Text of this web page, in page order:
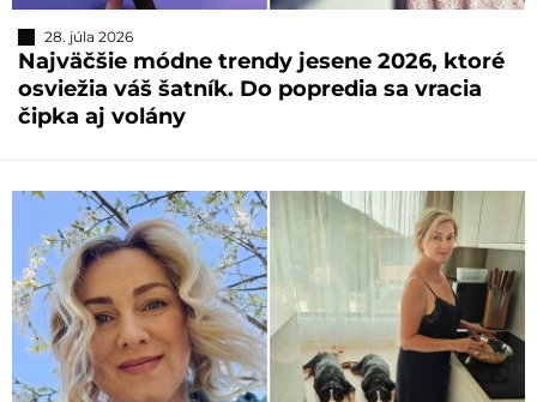
28. júla 2026
Najväčšie módne trendy jesene 2026, ktoré
osviežia váš šatník. Do popredia sa vracia
čipka aj volány